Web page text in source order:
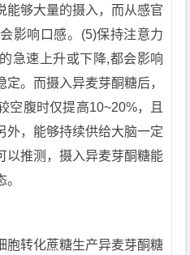
能够大量的摄入，而从感官
影响口感。(5)保持注意力
急速上升或下降,都会影响
。而摄入异麦芽酮糖后，
空腹时仅提高10~20%，且
外，能够持续供给大脑一定
以推测，摄入异麦芽酮糖能
胞转化蔗糖生产异麦芽酮糖